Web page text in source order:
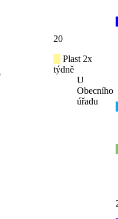
20
Plast 2x
týdně
U
Obecního
úřadu